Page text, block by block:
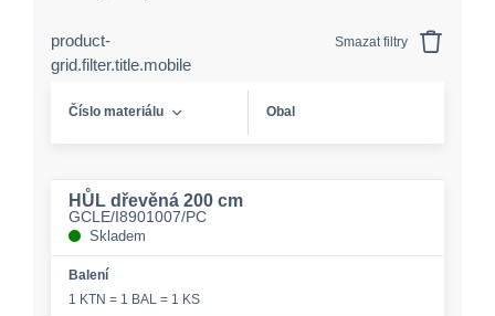
product-
grid.filter.title.mobile
Smazat filtry
Číslo materiálu Obal
HŮL dřevěná 200 cm
GCLE/I8901007/PC
Skladem
Balení
1 KTN = 1 BAL = 1 KS